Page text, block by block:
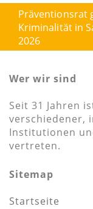
Präventionsrat
Kriminalität in
2026
Wer wir sind
Seit 31 Jahren
verschiedener,
Institutionen
vertreten.
Sitemap
Startseite